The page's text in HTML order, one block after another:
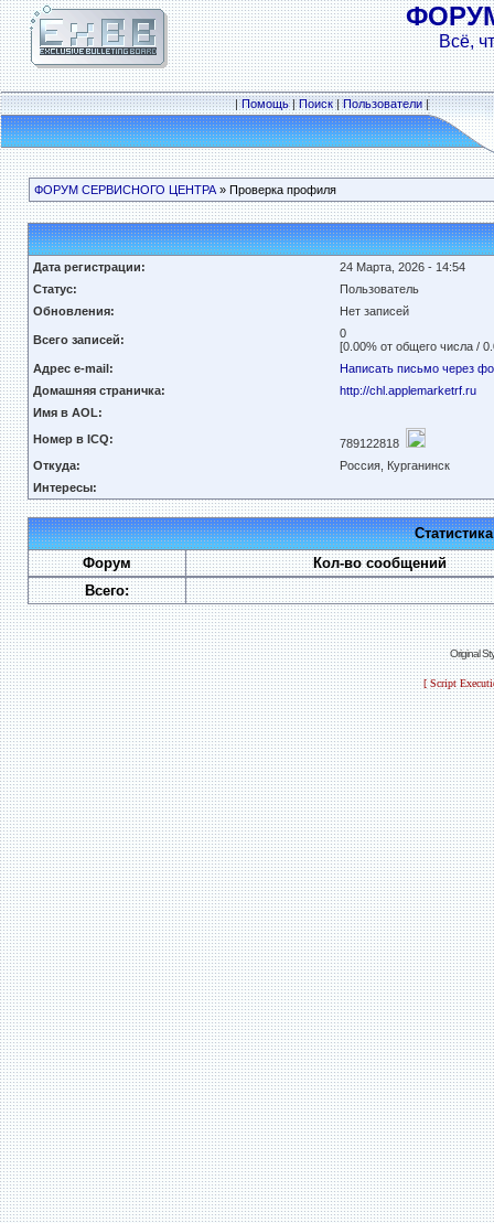
Всё,
|Помощь|Поиск|Пользователи|
ФОРУМ СЕРВИСНОГО ЦЕНТРА» Проверка профиля
Дата регистрации:
24 Марта, 2026 - 14:54
Статус:
Пользователь
Обновления:
Нет записей
Всего записей:
0
[0.00% от общего числа /
Адрес e-mail:
Написать письмо через
Домашняя страничка:
http://chl.applemarketrf.ru
Имя в AOL:
Номер в ICQ:
789122818
Откуда:
Россия, Курганинск
Интересы:
Форум
Кол-во сообщений
Всего:
Original
[ Script